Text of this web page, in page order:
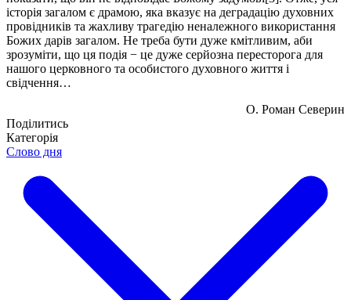
історія загалом є драмою, яка вказує на деградацію духовних
провідників та жахливу трагедію неналежного використання
Божих дарів загалом. Не треба бути дуже кмітливим, аби
зрозуміти, що ця подія − це дуже серйозна пересторога для
нашого церковного та особистого духовного життя і
свідчення…
О. Роман Северин
Поділитись
Категорія
Слово дня